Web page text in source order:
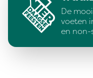
De
voeten
en non-